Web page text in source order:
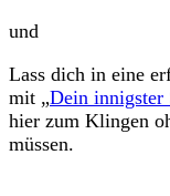
und
Lass dich in eine
mit „Dein innigster
hier zum Klingen
müssen.